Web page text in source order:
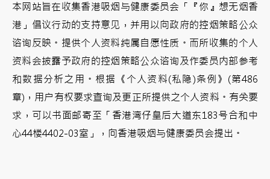
本网站旨在收集香港吸烟与健康委员会「『你』想无烟香
港」倡议行动的支持意见，并用以向政府的控烟策略公众
谘询反映。提供个人资料纯属自愿性质。而所收集的个人
资料会披露予政府的控烟策略公众谘询及作委员内部参考
和数据分析之用。根据《个人资料(私隐)条例》(第486
章)，用户有权要求查询及更正所提供之个人资料。有关要
求，可以书面邮寄至「香港湾仔皇后大道东183号合和中
心44楼4402-03室」，向香港吸烟与健康委员会提出。